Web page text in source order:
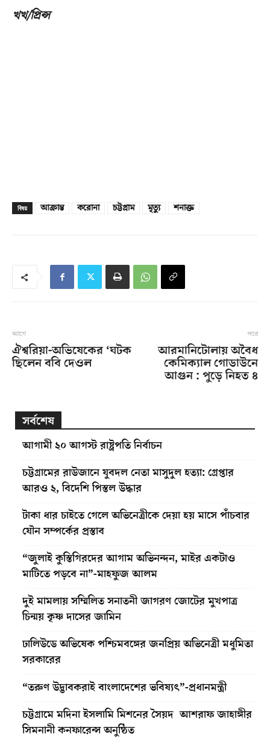
খখ/প্রিন্স
বিষয় আক্রান্ত করোনা চট্টগ্রাম মৃত্যু শনাক্ত
আগে
ঐশ্বরিয়া-অভিষেকের ‘ঘটক
ছিলেন ববি দেওল
পরে
আরমানিটোলায় অবৈধ
কেমিক্যাল গোডাউনে
আগুন : পুড়ে নিহত ৪
সর্বশেষ
আগামী ২০ আগস্ট রাষ্ট্রপতি নির্বাচন
চট্টগ্রামের রাউজানে যুবদল নেতা মাসুদুল হত্যা: গ্রেপ্তার
আরও ২, বিদেশি পিস্তল উদ্ধার
টাকা ধার চাইতে গেলে অভিনেত্রীকে দেয়া হয় মাসে পাঁচবার
যৌন সম্পর্কের প্রস্তাব
“জুলাই কুস্তিগিরদের আগাম অভিনন্দন, মাইর একটাও
মাটিতে পড়বে না”-মাহফুজ আলম
দুই মামলায় সম্মিলিত সনাতনী জাগরণ জোটের মুখপাত্র
চিন্ময় কৃষ্ণ দাসের জামিন
ঢালিউডে অভিষেক পশ্চিমবঙ্গের জনপ্রিয় অভিনেত্রী মধুমিতা
সরকারের
“তরুণ উদ্ভাবকরাই বাংলাদেশের ভবিষ্যৎ”-প্রধানমন্ত্রী
চট্টগ্রামে মদিনা ইসলামি মিশনের সৈয়দ আশরাফ জাহাঙ্গীর
সিমনানী কনফারেন্স অনুষ্ঠিত